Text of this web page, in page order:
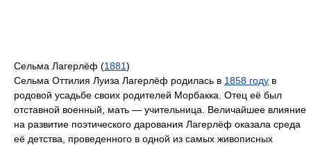
Сельма Лагерлёф (1881)
Сельма Оттилия Луиза Лагерлёф родилась в 1858 году в
родовой усадьбе своих родителей Морбакка. Отец её был
отставной военный, мать — учительница. Величайшее влияние
на развитие поэтического дарования Лагерлёф оказала среда
её детства, проведенного в одной из самых живописных